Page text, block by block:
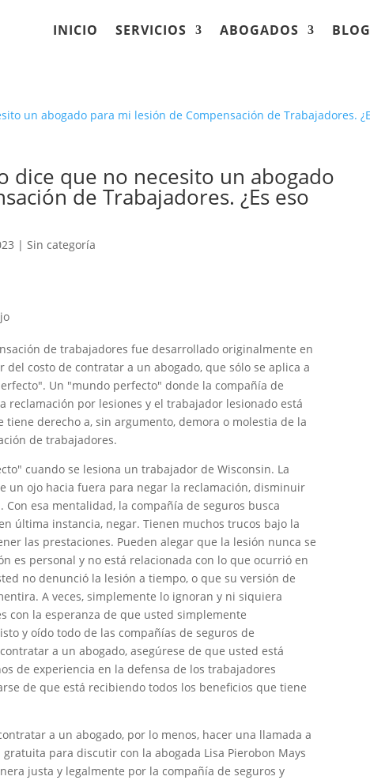
INICIO SERVICIOS ABOGADOS BLOG
dice que no necesito un abogado
de Trabajadores. ¿Es eso
|Sin categoría
de trabajadores fue desarrollado originalmente en
costo de contratar a un abogado, que sólo se aplica a
Un "mundo perfecto" donde la compañía de
reclamación por lesiones y el trabajador lesionado está
derecho a, sin argumento, demora o molestia de la
de trabajadores.
cuando se lesiona un trabajador de Wisconsin. La
un ojo hacia fuera para negar la reclamación, disminuir
esa mentalidad, la compañía de seguros busca
última instancia, negar. Tienen muchos trucos bajo la
las prestaciones. Pueden alegar que la lesión nunca se
es personal y no está relacionada con lo que ocurrió en
no denunció la lesión a tiempo, o que su versión de
A veces, simplemente lo ignoran y ni siquiera
con la esperanza de que usted simplemente
y oído todo de las compañías de seguros de
a un abogado, asegúrese de que usted está
de experiencia en la defensa de los trabajadores
de que está recibiendo todos los beneficios que tiene
a un abogado, por lo menos, hacer una llamada a
para discutir con la abogada Lisa Pierobon Mays
justa y legalmente por la compañía de seguros y